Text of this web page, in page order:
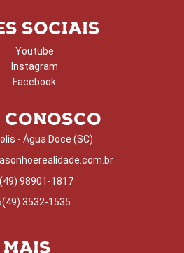
SOCIAIS
Youtube
Instagram
Facebook
CONOSCO
- Água Doce (SC)
98901-1817
3532-1535
MAIS